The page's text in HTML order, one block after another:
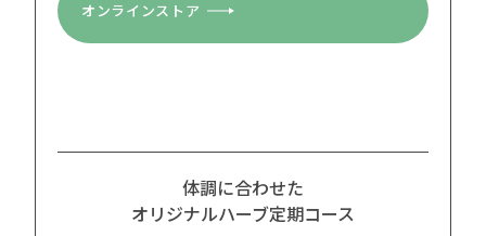
オンラインストア
体調に合わせた
オリジナルハーブ定期コース